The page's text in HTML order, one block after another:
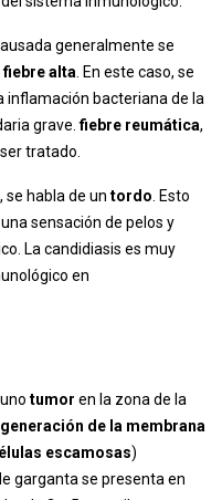
generalmente se
fiebre alta . En este caso, se
inflamación bacteriana de la
grave.fiebre reumática,
tratado.
se habla de un tordo . Esto
sensación de pelos y
La candidiasis es muy
en
tumor en la zona de la
de la membrana
escamosas)
garganta se presenta en